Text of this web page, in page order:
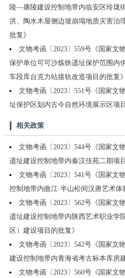
陵—康陵建设控制地带内临安区玲珑
洪、陶水木屋侧边坡崩塌地质灾害治
批复》
文物考函〔2023〕559号《国家文
保护单位可可沙炼铁遗址保护范围内
车段库台克力站接轨改造项目的批复》
文物考函〔2023〕551号《国家文
址保护区划内古今自然环境展示区项
相关政策
文物考函〔2023〕544号《国家文
遗址建设控制地带内秦汉佳苑二期项
文物考函〔2023〕541号《国家文
控制地带内曲江·半山松间汉唐艺术体
文物考函〔2023〕562号《国家文
遗址建设控制地带内陕西艺术职业学
区）建设项目的批复》
文物考函〔2023〕542号《国家文
建设控制地带内青海省考古标本库房
文物考函〔2023〕560号《国家文